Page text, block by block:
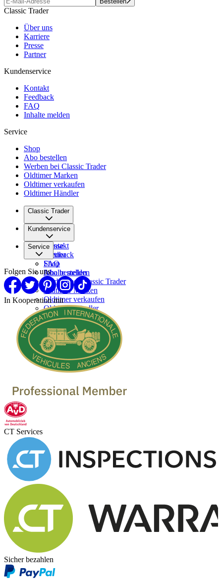
Classic Trader
Über uns
Karriere
Presse
Partner
Kundenservice
Kontakt
Feedback
FAQ
Inhalte melden
Service
Shop
Abo bestellen
Werben bei Classic Trader
Oldtimer Marken
Oldtimer verkaufen
Oldtimer Händler
Classic Trader
Über uns
Karriere
Presse
Partner
Kundenservice
Kontakt
Feedback
FAQ
Inhalte melden
Service
Shop
Abo bestellen
Werben bei Classic Trader
Oldtimer Marken
Oldtimer verkaufen
Oldtimer Händler
Folgen Sie uns
In Kooperation mit
CT Services
Sicher bezahlen